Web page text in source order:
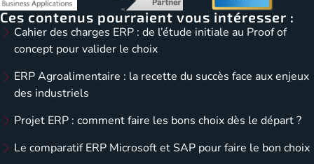
Ces contenus pourraient vous intéresser :
Cahier des charges ERP : de l’étude initiale au Proof of
concept pour valider le choix
ERP Agroalimentaire : la recette du succès face aux enjeux
des industriels
Projet ERP : comment faire les bons choix dès le départ ?
Le comparatif ERP Microsoft et SAP pour faire le bon choix